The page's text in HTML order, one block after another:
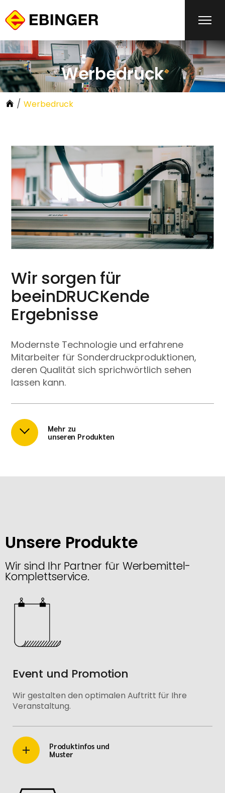
Werbedruck
/ Werbedruck
Wir sorgen für
beeinDRUCKende
Ergebnisse
Modernste Technologie und erfahrene
Mitarbeiter für Sonderdruckproduktionen,
deren Qualität sich sprichwörtlich sehen
lassen kann.
Mehr zu
unseren Produkten
Unsere Produkte
Wir sind Ihr Partner für Werbemittel-
Komplettservice.
Event und Promotion
Wir gestalten den optimalen Auftritt für Ihre
Veranstaltung.
Produktinfos und
Muster